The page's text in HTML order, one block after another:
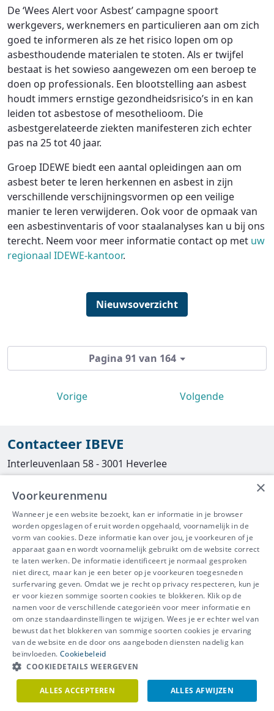
De ‘Wees Alert voor Asbest’ campagne spoort
werkgevers, werknemers en particulieren aan om zich
goed te informeren als ze het risico lopen om op
asbesthoudende materialen te stoten. Als er twijfel
bestaat is het sowieso aangewezen om een beroep te
doen op professionals. Een blootstelling aan asbest
houdt immers ernstige gezondheidsrisico’s in en kan
leiden tot asbestose of mesothelioom. Die
asbestgerelateerde ziekten manifesteren zich echter
pas na 25 tot 40 jaar.
Groep IDEWE biedt een aantal opleidingen aan om
asbest beter te leren herkennen en asbest in zijn
verschillende verschijningsvormen op een veilige
manier te leren verwijderen. Ook voor de opmaak van
een asbestinventaris of voor staalanalyses kan u bij ons
terecht. Neem voor meer informatie contact op met uw
regionaal IDEWE-kantoor.
Nieuwsoverzicht
Pagina 91 van 164
Vorige Volgende
Contacteer IBEVE
Interleuvenlaan 58 - 3001 Heverlee
016/390490
info@ibeve.be
asbest@ibeve.be
Ondernemingsnummer: 0436 612 044
IBEVE maakt deel uit van Groep
IDEWE
Disclaimer-Privacy-Cookiebeleid
Meer vragen? Neem
meteen contact op.
×
Voorkeurenmenu
Wanneer je een website bezoekt, kan er informatie in je browser
worden opgeslagen of eruit worden opgehaald, voornamelijk in de
vorm van cookies. Deze informatie kan over jou, je voorkeuren of je
apparaat gaan en wordt voornamelijk gebruikt om de website correct
te laten werken. De informatie identificeert je normaal gesproken
niet direct, maar kan je een beter op je voorkeuren toegesneden
surfervaring geven. Omdat we je recht op privacy respecteren, kun je
er voor kiezen sommige soorten cookies te blokkeren. Klik op de
namen voor de verschillende categorieën voor meer informatie en
om onze standaardinstellingen te wijzigen. Wees je er echter wel van
bewust dat het blokkeren van sommige soorten cookies je ervaring
van de website en de door ons aangeboden diensten nadelig kan
beïnvloeden. Cookiebeleid
COOKIEDETAILS WEERGEVEN
ALLES ACCEPTEREN ALLES AFWIJZEN